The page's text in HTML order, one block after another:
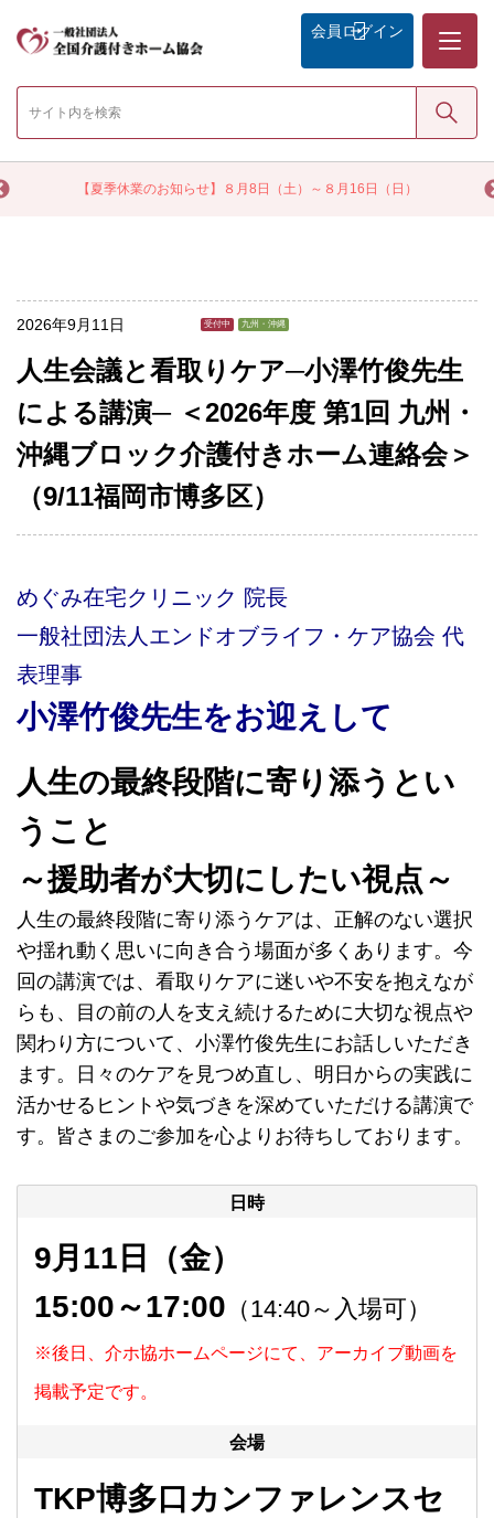
【夏季休業のお知らせ】８月8日（土）～８月16日（日）
会員 ログイン
検索
2026年9月11日 受付中 九州・沖縄
人生会議と看取りケア─小澤竹俊先生
による講演─ ＜2026年度 第1回 九州・
沖縄ブロック介護付きホーム連絡会＞
（9/11福岡市博多区）
めぐみ在宅クリニック 院長
一般社団法人エンドオブライフ・ケア協会 代
表理事
小澤竹俊先生をお迎えして
人生の最終段階に寄り添うとい
うこと
～援助者が大切にしたい視点～
人生の最終段階に寄り添うケアは、正解のない選択
や揺れ動く思いに向き合う場面が多くあります。今
回の講演では、看取りケアに迷いや不安を抱えなが
らも、目の前の人を支え続けるために大切な視点や
関わり方について、小澤竹俊先生にお話しいただき
ます。日々のケアを見つめ直し、明日からの実践に
活かせるヒントや気づきを深めていただける講演で
す。皆さまのご参加を心よりお待ちしております。
日時
9月11日（金）
15:00～17:00 （14:40～入場可）
※後日、介ホ協ホームページにて、アーカイブ動画を
掲載予定です。
会場
TKP博多口カンファレンスセ